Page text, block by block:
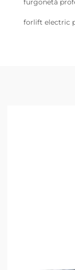
furgonetă
forlift electric